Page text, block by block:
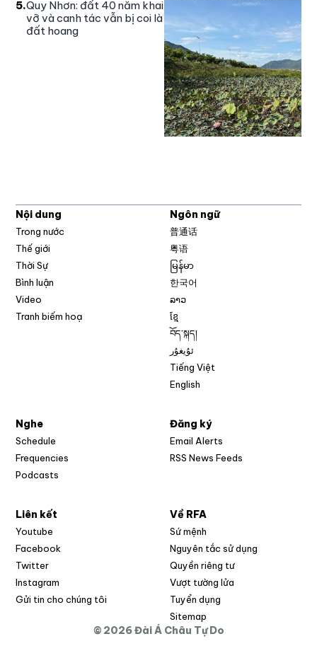
5.Quy Nhơn: đất 40 năm khai
vỡ và canh tác vẫn bị coi là
đất hoang
Nội dung
Trong nước
Thế giới
Thời Sự
Bình luận
Video
Tranh biếm hoạ
Ngôn ngữ
普通话
粤语
မြန်မာ
한국어
ລາວ
ខ្មែ
བོད་སྐད།
ئۇيغۇر
Tiếng Việt
English
Nghe
Schedule
Frequencies
Podcasts
Đăng ký
Email Alerts
RSS News Feeds
Liên kết
Youtube
Facebook
Twitter
Instagram
Gửi tin cho chúng tôi
Về RFA
Sứ mệnh
Nguyên tắc sử dụng
Quyền riêng tư
Vượt tường lửa
Tuyển dụng
Sitemap
© 2026 Đài Á Châu Tự Do